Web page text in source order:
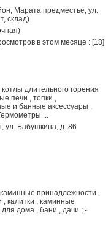
Марата предместье, ул.
склад)
в этом месяце : [18]
длительного горения
печи , топки ,
и банные аксессуары .
...
ул. Бабушкина, д. 86
принадлежности ,
калитки , каминные
дома , бани , дачи ; -